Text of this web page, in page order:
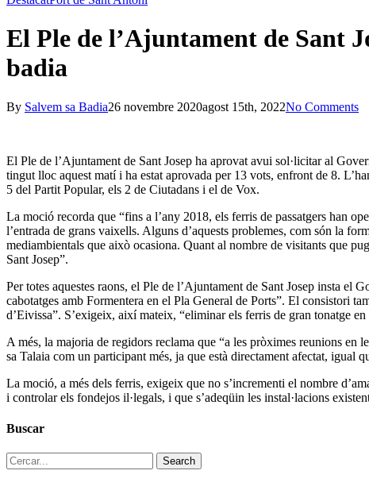
El Ple de l’Ajuntament de Sant
badia
By Salvem sa Badia26 novembre 2020agost 15th, 2022No Comments
El Ple de l’Ajuntament de Sant Josep ha aprovat avui sol·licitar al
tingut lloc aquest matí i ha estat aprovada per 13 vots, enfront de 8.
5 del Partit Popular, els 2 de Ciutadans i el de Vox.
La moció recorda que “fins a l’any 2018, els ferris de passatgers han
l’entrada de grans vaixells. Alguns d’aquests problemes, com són la
mediambientals que això ocasiona. Quant al nombre de visitants que
Sant Josep”.
Per totes aquestes raons, el Ple de l’Ajuntament de Sant Josep insta
cabotatges amb Formentera en el Pla General de Ports”. El consistori
d’Eivissa”. S’exigeix, així mateix, “eliminar els ferris de gran tonatge
A més, la majoria de regidors reclama que “a les pròximes reunions en
sa Talaia com un participant més, ja que està directament afectat, igual
La moció, a més dels ferris, exigeix que no s’incrementi el nombre
i controlar els fondejos il·legals, i que s’adeqüin les instal·lacions
Buscar
Search